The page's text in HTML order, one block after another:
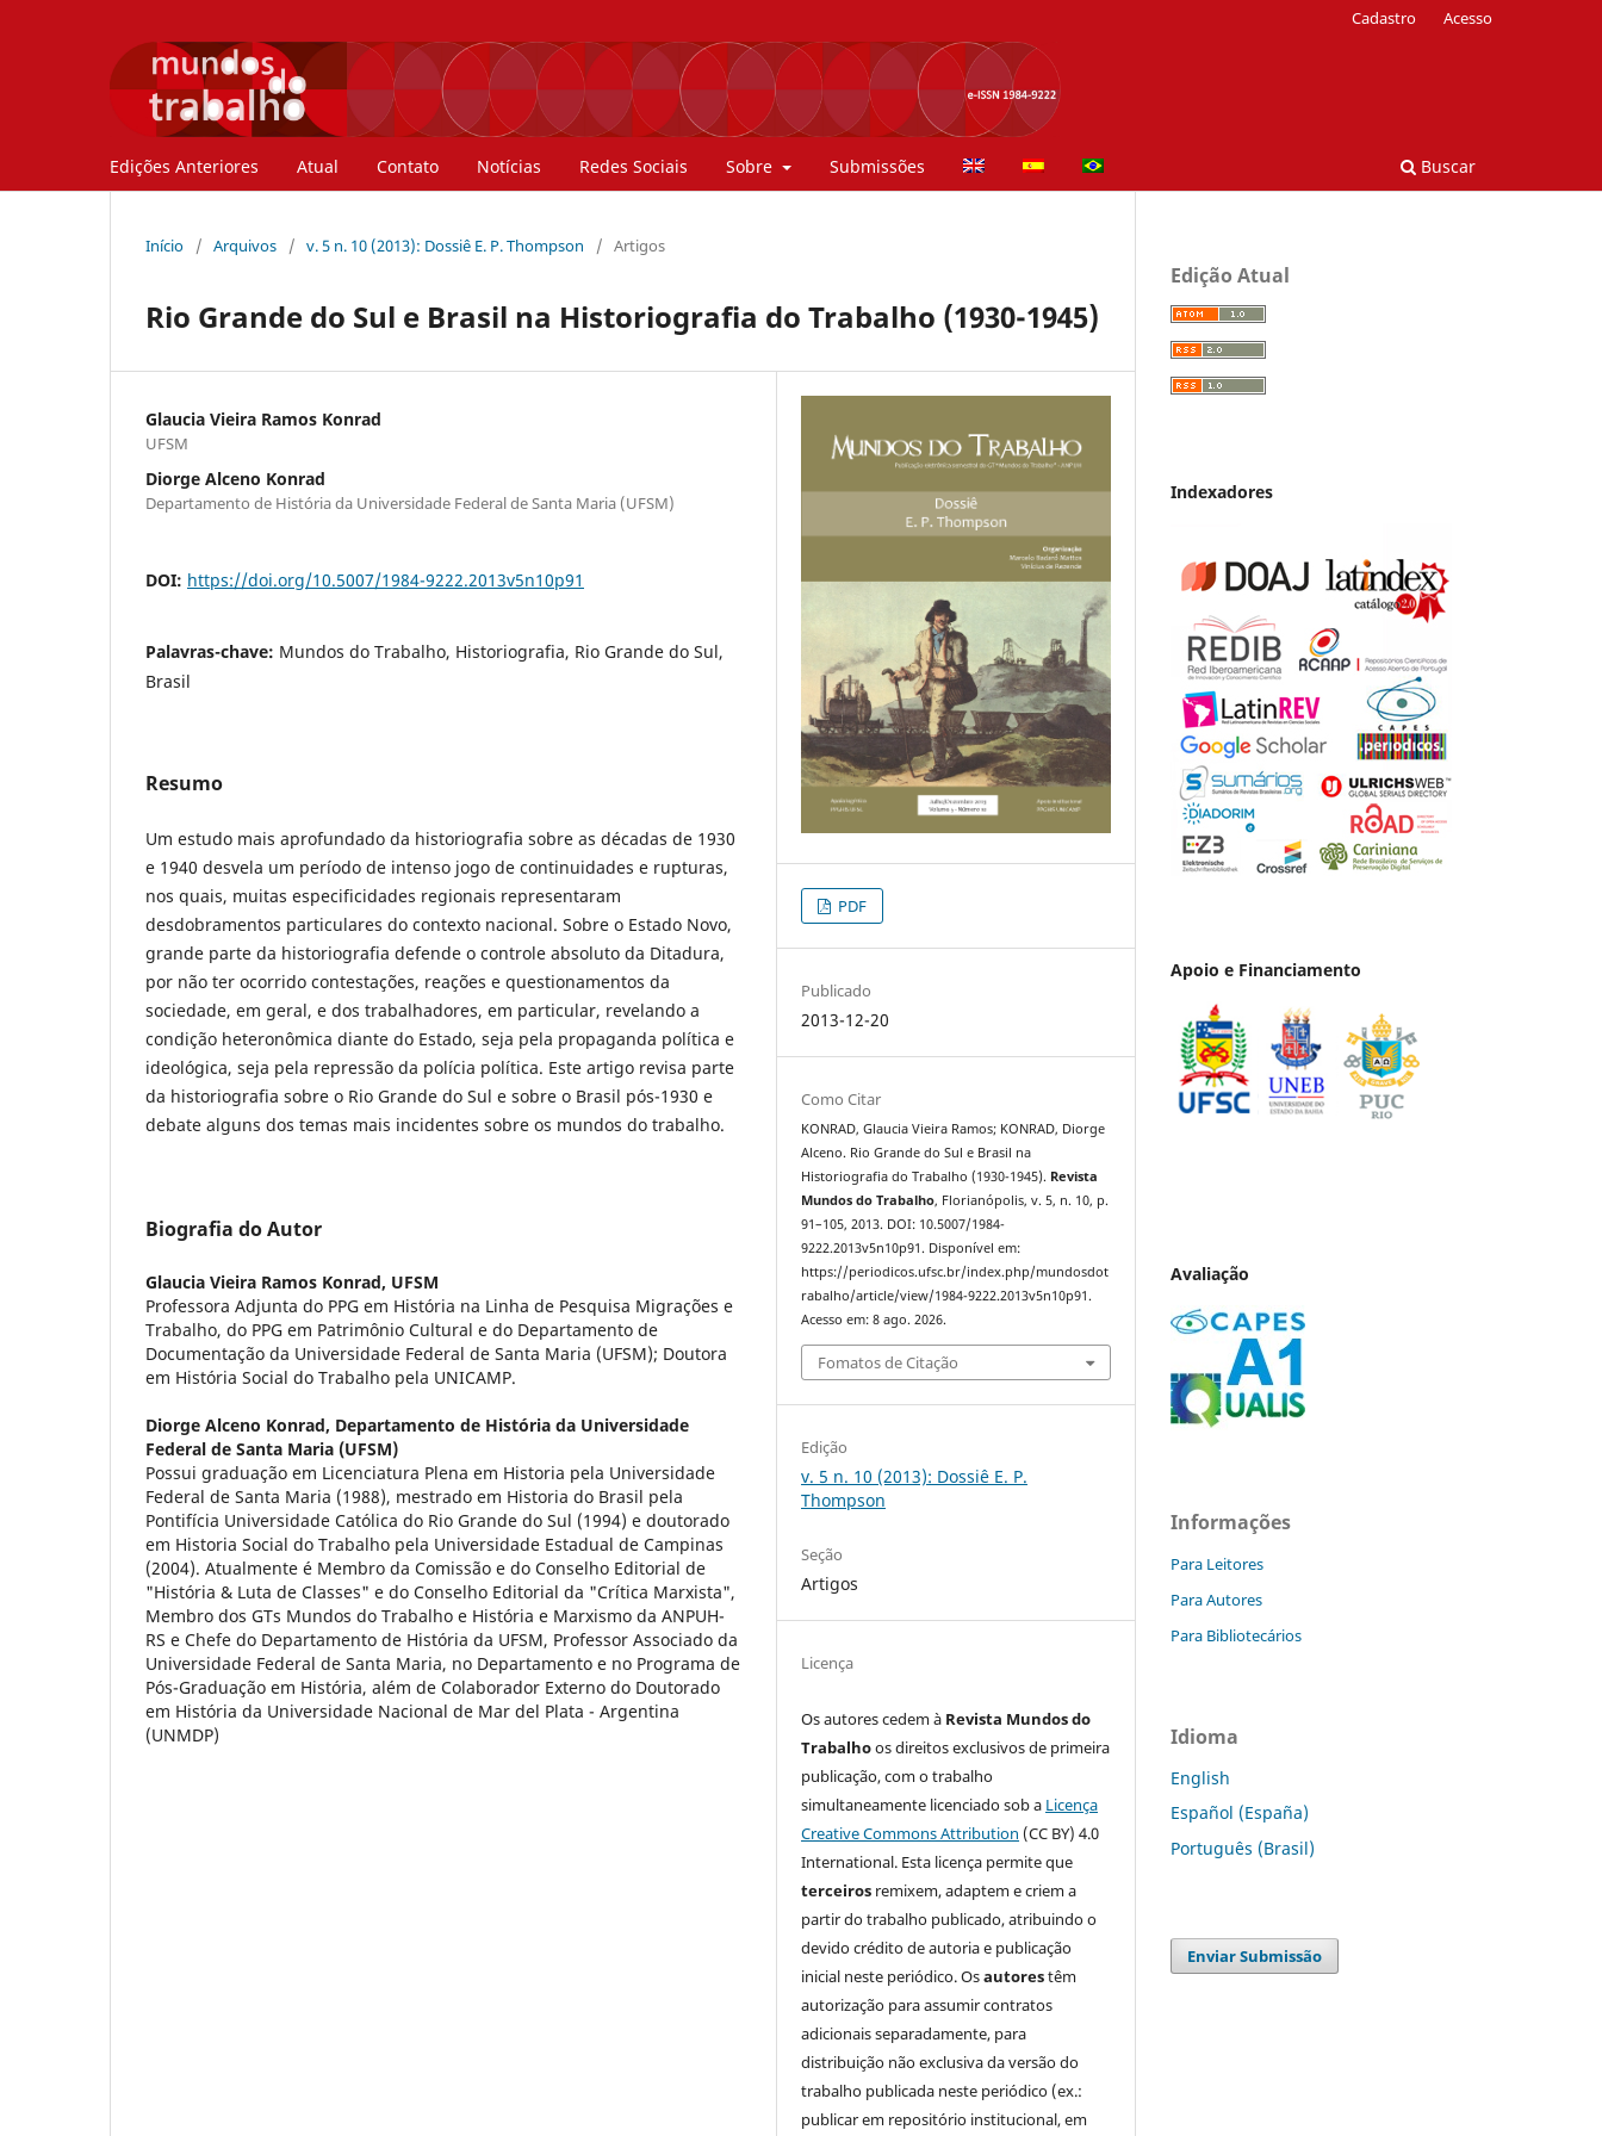
Edições Anteriores Atual Contato Notícias Redes Sociais Sobre Submissões Buscar
Cadastro Acesso
Início / Arquivos / v. 5 n. 10 (2013): Dossiê E. P. Thompson / Artigos
Rio Grande do Sul e Brasil na Historiografia do Trabalho (1930-1945)
Glaucia Vieira Ramos Konrad
UFSM
Diorge Alceno Konrad
Departamento de História da Universidade Federal de Santa Maria (UFSM)
DOI: https://doi.org/10.5007/1984-9222.2013v5n10p91
Palavras-chave: Mundos do Trabalho, Historiografia, Rio Grande do Sul,
Brasil
Resumo
Um estudo mais aprofundado da historiografia sobre as décadas de 1930
e 1940 desvela um período de intenso jogo de continuidades e rupturas,
nos quais, muitas especificidades regionais representaram
desdobramentos particulares do contexto nacional. Sobre o Estado Novo,
grande parte da historiografia defende o controle absoluto da Ditadura,
por não ter ocorrido contestações, reações e questionamentos da
sociedade, em geral, e dos trabalhadores, em particular, revelando a
condição heteronômica diante do Estado, seja pela propaganda política e
ideológica, seja pela repressão da polícia política. Este artigo revisa parte
da historiografia sobre o Rio Grande do Sul e sobre o Brasil pós-1930 e
debate alguns dos temas mais incidentes sobre os mundos do trabalho.
Biografia do Autor
Glaucia Vieira Ramos Konrad, UFSM
Professora Adjunta do PPG em História na Linha de Pesquisa Migrações e
Trabalho, do PPG em Patrimônio Cultural e do Departamento de
Documentação da Universidade Federal de Santa Maria (UFSM); Doutora
em História Social do Trabalho pela UNICAMP.
Diorge Alceno Konrad, Departamento de História da Universidade
Federal de Santa Maria (UFSM)
Possui graduação em Licenciatura Plena em Historia pela Universidade
Federal de Santa Maria (1988), mestrado em Historia do Brasil pela
Pontifícia Universidade Católica do Rio Grande do Sul (1994) e doutorado
em Historia Social do Trabalho pela Universidade Estadual de Campinas
(2004). Atualmente é Membro da Comissão e do Conselho Editorial de
"História & Luta de Classes" e do Conselho Editorial da "Crítica Marxista",
Membro dos GTs Mundos do Trabalho e História e Marxismo da ANPUH-
RS e Chefe do Departamento de História da UFSM, Professor Associado da
Universidade Federal de Santa Maria, no Departamento e no Programa de
Pós-Graduação em História, além de Colaborador Externo do Doutorado
em História da Universidade Nacional de Mar del Plata - Argentina
(UNMDP)
PDF
Publicado
2013-12-20
Como Citar
KONRAD, Glaucia Vieira Ramos; KONRAD, Diorge
Alceno. Rio Grande do Sul e Brasil na
Historiografia do Trabalho (1930-1945). Revista
Mundos do Trabalho, Florianópolis, v. 5, n. 10, p.
91–105, 2013. DOI: 10.5007/1984-
9222.2013v5n10p91. Disponível em:
https://periodicos.ufsc.br/index.php/mundosdot
rabalho/article/view/1984-9222.2013v5n10p91.
Acesso em: 8 ago. 2026.
Fomatos de Citação
Edição
v. 5 n. 10 (2013): Dossiê E. P.
Thompson
Seção
Artigos
Licença
Os autores cedem à Revista Mundos do
Trabalhoos direitos exclusivos de primeira
publicação, com o trabalho
simultaneamente licenciado sob a Licença
Creative Commons Attribution (CC BY) 4.0
International. Esta licença permite que
terceiros remixem, adaptem e criem a
partir do trabalho publicado, atribuindo o
devido crédito de autoria e publicação
inicial neste periódico. Osautorestêm
autorização para assumir contratos
adicionais separadamente, para
distribuição não exclusiva da versão do
trabalho publicada neste periódico (ex.:
publicar em repositório institucional, em
Edição Atual
Indexadores
Apoio e Financiamento
Avaliação
Informações
Para Leitores
Para Autores
Para Bibliotecários
Idioma
English
Español (España)
Português (Brasil)
Enviar Submissão